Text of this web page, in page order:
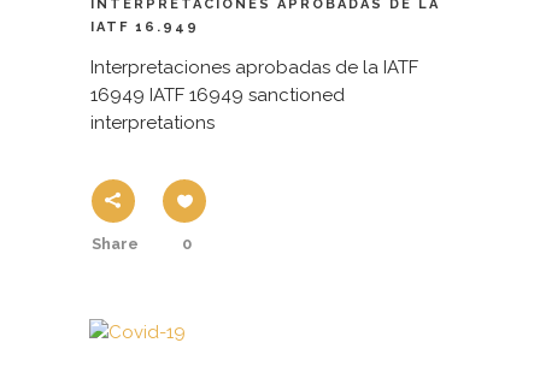
INTERPRETACIONES APROBADAS DE LA
IATF 16.949
Interpretaciones aprobadas de la IATF
16949 IATF 16949 sanctioned
interpretations
Share 0